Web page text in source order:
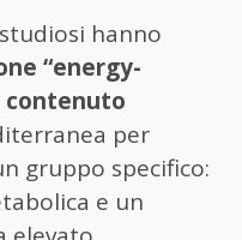
hanno
“energy-
per
gruppo specifico:
e un